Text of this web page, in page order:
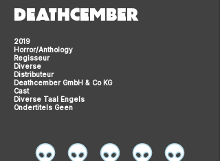
DEATHCEMBER
2019
Horror/Anthology
Regisseur
Diverse
Distributeur
Deathcember GmbH & Co KG
Cast
Diverse Taal Engels
Ondertitels Geen